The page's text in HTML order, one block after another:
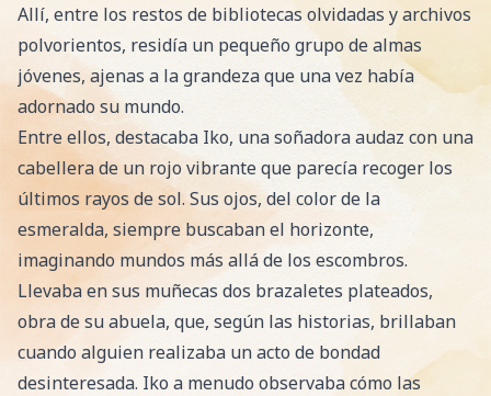
Allí, entre los restos de bibliotecas olvidadas y archivos
polvorientos, residía un pequeño grupo de almas
jóvenes, ajenas a la grandeza que una vez había
adornado su mundo.
Entre ellos, destacaba Iko, una soñadora audaz con una
cabellera de un rojo vibrante que parecía recoger los
últimos rayos de sol. Sus ojos, del color de la
esmeralda, siempre buscaban el horizonte,
imaginando mundos más allá de los escombros.
Llevaba en sus muñecas dos brazaletes plateados,
obra de su abuela, que, según las historias, brillaban
cuando alguien realizaba un acto de bondad
desinteresada. Iko a menudo observaba cómo las